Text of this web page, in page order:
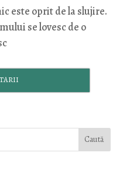
este oprit de la slujire.
se lovesc de o